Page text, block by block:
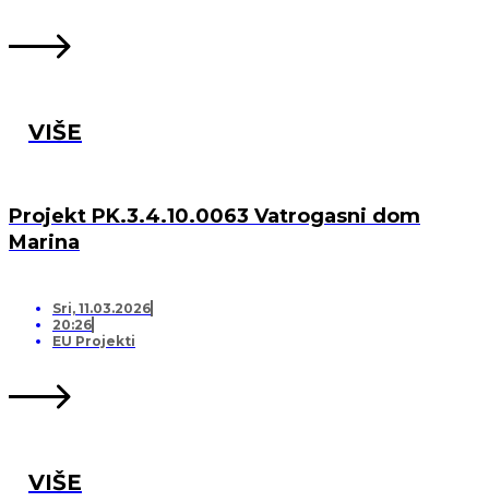
VIŠE
Projekt PK.3.4.10.0063 Vatrogasni dom
Marina
Sri, 11.03.2026
20:26
EU Projekti
VIŠE